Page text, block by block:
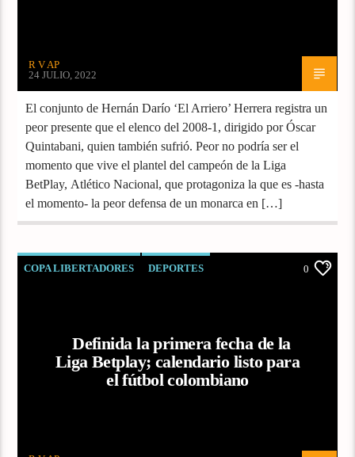
R V AP
24 JULIO, 2022
El conjunto de Hernán Darío ‘El Arriero’ Herrera registra un
peor presente que el elenco del 2008-1, dirigido por Óscar
Quintabani, quien también sufrió. Peor no podría ser el
momento que vive el plantel del campeón de la Liga
BetPlay, Atlético Nacional, que protagoniza la que es -hasta
el momento- la peor defensa de un monarca en […]
COPA LIBERTADORES DEPORTES 0
Definida la primera fecha de la
Liga Betplay; calendario listo para
el fútbol colombiano